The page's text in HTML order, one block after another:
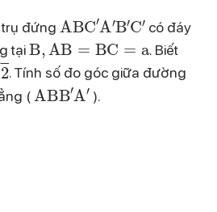
đứng
ABC′A′ B′C′
có đáy
tại
B,AB=BC=a
. Biết
. Tính số đo góc giữa đường
(
ABB′A′
).